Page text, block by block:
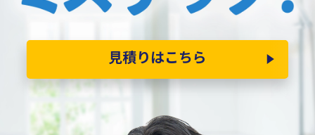
見積りはこちら